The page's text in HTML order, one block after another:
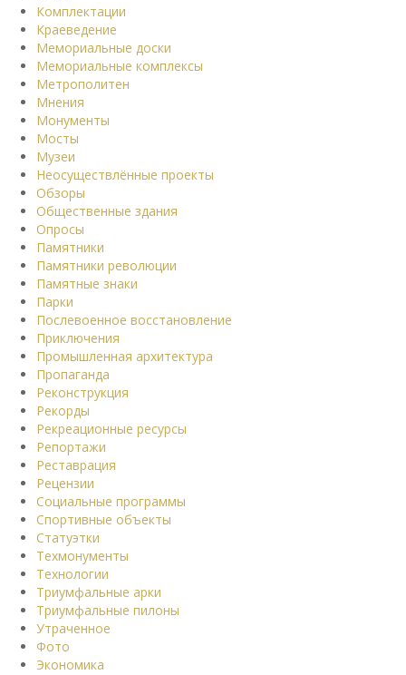
Комплектации
Краеведение
Мемориальные доски
Мемориальные комплексы
Метрополитен
Мнения
Монументы
Мосты
Музеи
Неосуществлённые проекты
Обзоры
Общественные здания
Опросы
Памятники
Памятники революции
Памятные знаки
Парки
Послевоенное восстановление
Приключения
Промышленная архитектура
Пропаганда
Реконструкция
Рекорды
Рекреационные ресурсы
Репортажи
Реставрация
Рецензии
Социальные программы
Спортивные объекты
Статуэтки
Техмонументы
Технологии
Триумфальные арки
Триумфальные пилоны
Утраченное
Фото
Экономика